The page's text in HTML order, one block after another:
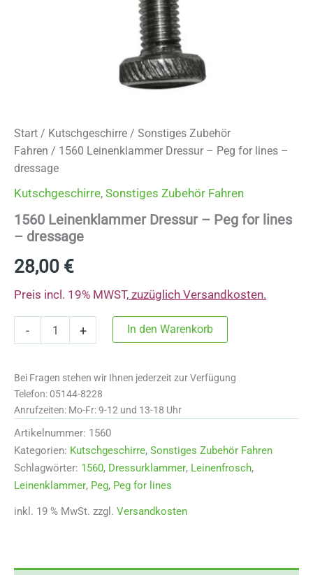
Start / Kutschgeschirre / Sonstiges Zubehör
Fahren / 1560 Leinenklammer Dressur – Peg for lines –
dressage
Kutschgeschirre, Sonstiges Zubehör Fahren
1560 Leinenklammer Dressur – Peg for lines
– dressage
28,00 €
Preis incl. 19% MWST, zuzüglich Versandkosten.
-
Leinenklammer
Peg
for
lines
-
dressage
Menge
+ In den Warenkorb
Bei Fragen stehen wir Ihnen jederzeit zur Verfügung
Telefon: 05144-8228
Anrufzeiten: Mo-Fr: 9-12 und 13-18 Uhr
Artikelnummer: 1560
Kategorien: Kutschgeschirre, Sonstiges Zubehör Fahren
Schlagwörter: 1560, Dressurklammer, Leinenfrosch,
Leinenklammer, Peg, Peg for lines
inkl. 19 % MwSt. zzgl. Versandkosten